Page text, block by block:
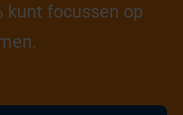
kunt focussen op